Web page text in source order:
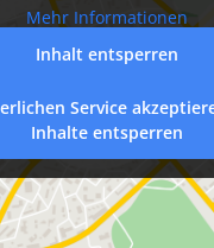
Mehr Informationen
Inhalt entsperren
Service
Inhalte entsperren